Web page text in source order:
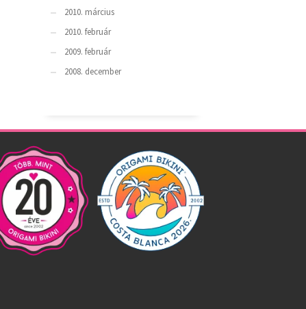
2010. március
2010. február
2009. február
2008. december